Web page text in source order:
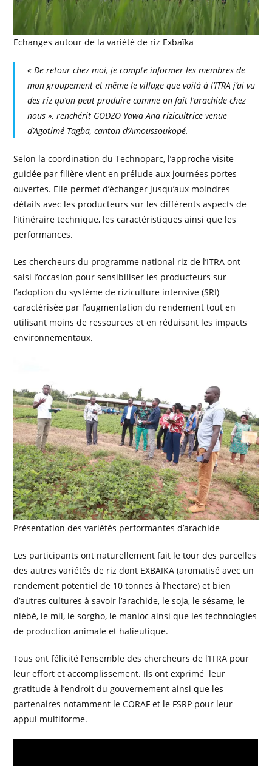
Echanges autour de la variété de riz Exbaïka
« De retour chez moi, je compte informer les membres de
mon groupement et même le village que voilà à l’ITRA j’ai vu
des riz qu’on peut produire comme on fait l’arachide chez
nous », renchérit GODZO Yawa Ana rizicultrice venue
d’Agotimé Tagba, canton d’Amoussoukopé.
Selon la coordination du Technoparc, l’approche visite
guidée par filière vient en prélude aux journées portes
ouvertes. Elle permet d’échanger jusqu’aux moindres
détails avec les producteurs sur les différents aspects de
l’itinéraire technique, les caractéristiques ainsi que les
performances.
Les chercheurs du programme national riz de l’ITRA ont
saisi l’occasion pour sensibiliser les producteurs sur
l’adoption du système de riziculture intensive (SRI)
caractérisée par l’augmentation du rendement tout en
utilisant moins de ressources et en réduisant les impacts
environnementaux.
Présentation des variétés performantes d’arachide
Les participants ont naturellement fait le tour des parcelles
des autres variétés de riz dont EXBAIKA (aromatisé avec un
rendement potentiel de 10 tonnes à l’hectare) et bien
d’autres cultures à savoir l’arachide, le soja, le sésame, le
niébé, le mil, le sorgho, le manioc ainsi que les technologies
de production animale et halieutique.
Tous ont félicité l’ensemble des chercheurs de l’ITRA pour
leur effort et accomplissement. Ils ont exprimé leur
gratitude à l’endroit du gouvernement ainsi que les
partenaires notamment le CORAF et le FSRP pour leur
appui multiforme.